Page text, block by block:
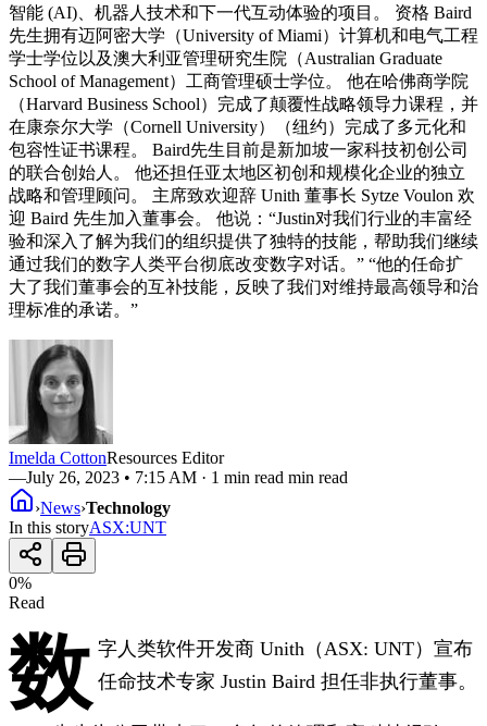
智能 (AI)、机器人技术和下一代互动体验的项目。 资格 Baird
先生拥有迈阿密大学（University of Miami）计算机和电气工程
学士学位以及澳大利亚管理研究生院（Australian Graduate
School of Management）工商管理硕士学位。 他在哈佛商学院
（Harvard Business School）完成了颠覆性战略领导力课程，并
在康奈尔大学（Cornell University）（纽约）完成了多元化和
包容性证书课程。 Baird先生目前是新加坡一家科技初创公司
的联合创始人。 他还担任亚太地区初创和规模化企业的独立
战略和管理顾问。 主席致欢迎辞 Unith 董事长 Sytze Voulon 欢
迎 Baird 先生加入董事会。 他说：“Justin对我们行业的丰富经
验和深入了解为我们的组织提供了独特的技能，帮助我们继续
通过我们的数字人类平台彻底改变数字对话。” “他的任命扩
大了我们董事会的互补技能，反映了我们对维持最高领导和治
理标准的承诺。”
Imelda CottonResources Editor
—July 26, 2023 • 7:15 AM · 1 min read min read
›News›Technology
In this storyASX:UNT
0%
Read
数 字人类软件开发商 Unith（ASX: UNT）宣布
任命技术专家 Justin Baird 担任非执行董事。